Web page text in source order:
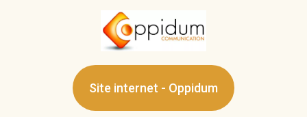
Site internet - Oppidum